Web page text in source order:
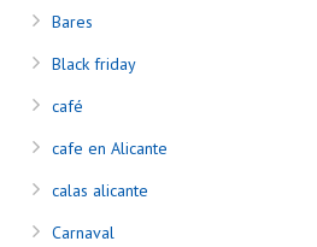
Bares
Black friday
café
cafe en Alicante
calas alicante
Carnaval